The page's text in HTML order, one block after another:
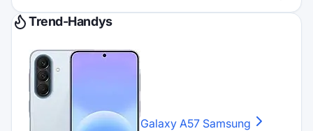
Trend-Handys
Galaxy A57 Samsung